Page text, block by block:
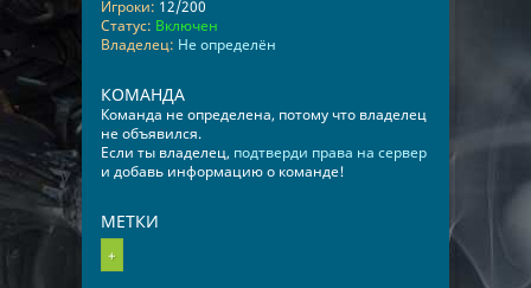
Игроки: 12/200
Статус: Включен
Владелец: Не определён
КОМАНДА
Команда не определена, потому что владелец
не объявился.
Если ты владелец, подтверди права на сервер
и добавь информацию о команде!
МЕТКИ
+